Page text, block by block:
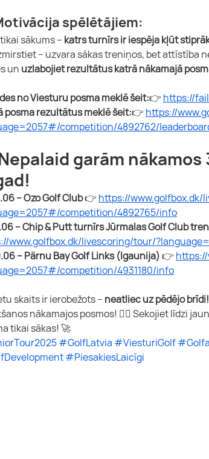
spēlētājiem:
sākums – katrs turnīrs ir iespēja kļūt
– uzvara sākas treniņos, bet attīstība
un uzlabojiet rezultātus katrā nākamajā
no Viesturu posma meklē šeit:👉 https://
posma rezultātus meklē šeit:👉 https://
competition/4892762/
garām
– Ozo Golf Club 👉 https://www.golfbox.dk/
competition/4892765/info
– Chip & Putt turnīrs Jūrmalas Golf Club
www.golfbox.dk/livescoring/tour/
– Pärnu Bay Golf Links (Igaunija) 👉
competition/4931180/info
skaits ir ierobežots – neatliec uz pēdējo brīdi!
nākamajos posmos! 🏌️‍♀️ Sekojiet līdzi
tikai sākas! 🚀
#GolfLatvia #ViesturiGolf
#PiesakiesLaicīgi